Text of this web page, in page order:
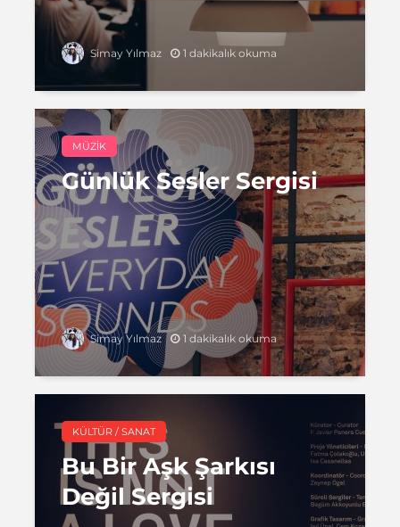
Simay Yılmaz 1 dakikalık okuma
MÜZIK
Günlük Sesler Sergisi
Simay Yılmaz 1 dakikalık okuma
KÜLTÜR / SANAT
Bu Bir Aşk Şarkısı
Değil Sergisi